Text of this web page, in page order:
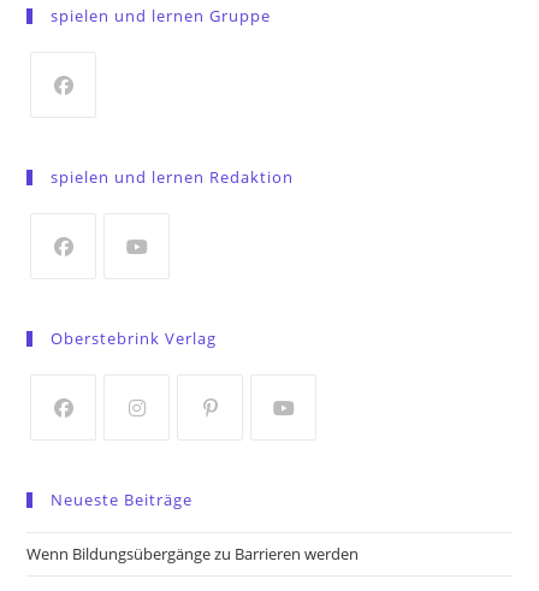
spielen und lernen Gruppe
a
tab
spielen und lernen Redaktion
a
tab
tab
Oberstebrink Verlag
a
new
new
a
new
new
Neueste Beiträge
Wenn Bildungsübergänge zu Barrieren werden